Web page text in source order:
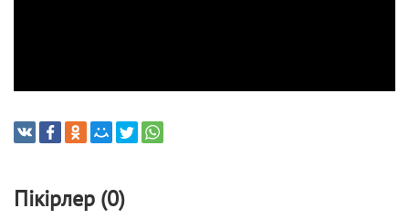
Пікірлер (0)